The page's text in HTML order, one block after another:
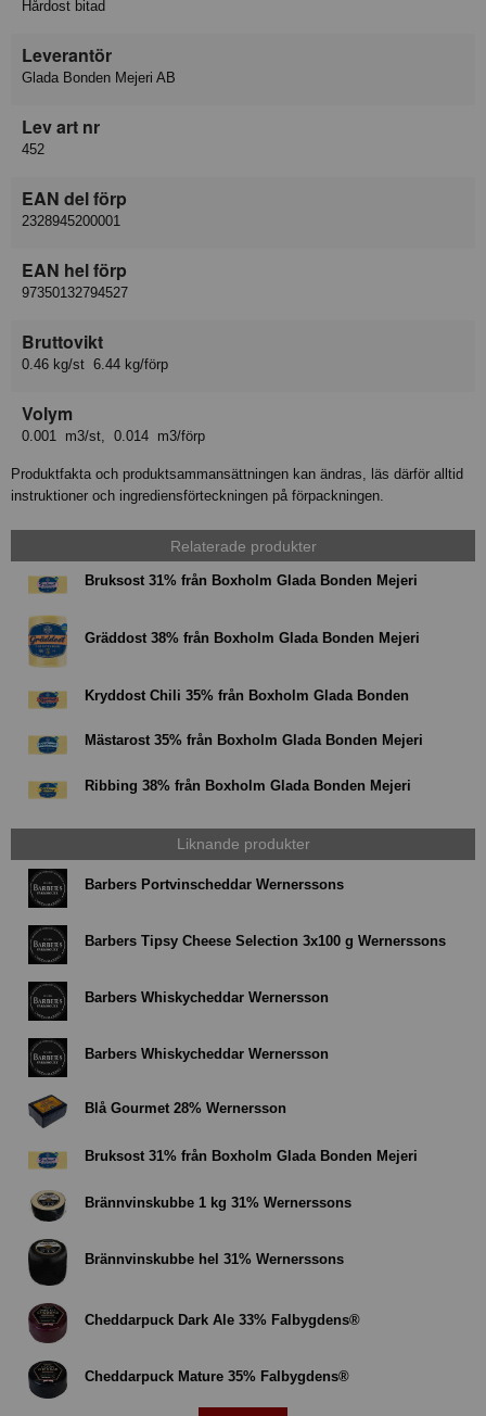
Hårdost bitad
Leverantör
Glada Bonden Mejeri AB
Lev art nr
452
EAN del förp
2328945200001
EAN hel förp
97350132794527
Bruttovikt
0.46 kg/st 6.44 kg/förp
Volym
0.001 m3/st, 0.014 m3/förp
Produktfakta och produktsammansättningen kan ändras, läs därför alltid
instruktioner och ingrediensförteckningen på förpackningen.
Relaterade produkter
Bruksost 31% från Boxholm Glada Bonden Mejeri
Gräddost 38% från Boxholm Glada Bonden Mejeri
Kryddost Chili 35% från Boxholm Glada Bonden
Mästarost 35% från Boxholm Glada Bonden Mejeri
Ribbing 38% från Boxholm Glada Bonden Mejeri
Liknande produkter
Barbers Portvinscheddar Wernerssons
Barbers Tipsy Cheese Selection 3x100 g Wernerssons
Barbers Whiskycheddar Wernersson
Barbers Whiskycheddar Wernersson
Blå Gourmet 28% Wernersson
Bruksost 31% från Boxholm Glada Bonden Mejeri
Brännvinskubbe 1 kg 31% Wernerssons
Brännvinskubbe hel 31% Wernerssons
Cheddarpuck Dark Ale 33% Falbygdens®
Cheddarpuck Mature 35% Falbygdens®